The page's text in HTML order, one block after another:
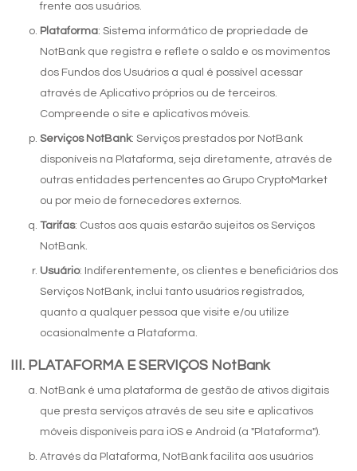
frente aos usuários.
Plataforma: Sistema informático de propriedade de
NotBank que registra e reflete o saldo e os movimentos
dos Fundos dos Usuários a qual é possível acessar
através de Aplicativo próprios ou de terceiros.
Compreende o site e aplicativos móveis.
Serviços NotBank: Serviços prestados por NotBank
disponíveis na Plataforma, seja diretamente, através de
outras entidades pertencentes ao Grupo CryptoMarket
ou por meio de fornecedores externos.
Tarifas: Custos aos quais estarão sujeitos os Serviços
NotBank.
Usuário: Indiferentemente, os clientes e beneficiários dos
Serviços NotBank, inclui tanto usuários registrados,
quanto a qualquer pessoa que visite e/ou utilize
ocasionalmente a Plataforma.
PLATAFORMA E SERVIÇOS NotBank
NotBank é uma plataforma de gestão de ativos digitais
que presta serviços através de seu site e aplicativos
móveis disponíveis para iOS e Android (a "Plataforma").
Através da Plataforma, NotBank facilita aos usuários